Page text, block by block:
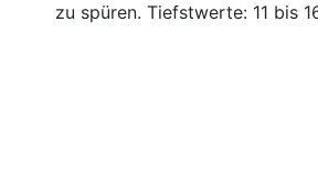
zu spüren. Tiefstwerte: 11 bis